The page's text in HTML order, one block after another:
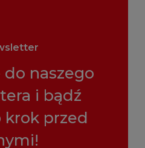
do naszego
i bądź
krok przed